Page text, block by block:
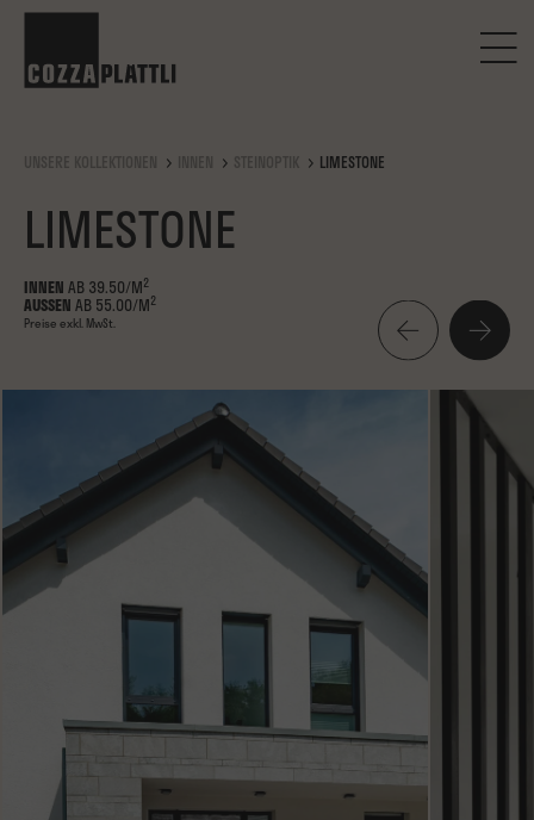
UNSERE KOLLEKTIONEN INNEN STEINOPTIK LIMESTONE
LIMESTONE
INNEN AB 39.50/M2
AUSSEN AB 55.00/M2
Preise exkl. MwSt.